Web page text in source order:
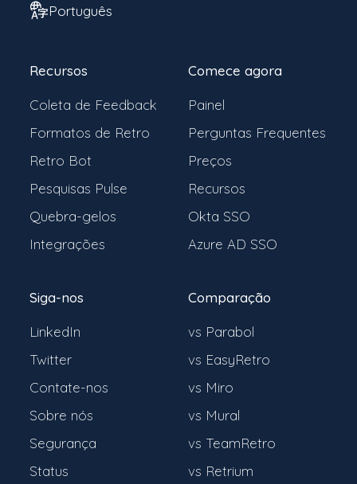
Português
Recursos
Coleta de Feedback
Formatos de Retro
Retro Bot
Pesquisas Pulse
Quebra-gelos
Integrações
Comece agora
Painel
Perguntas Frequentes
Preços
Recursos
Okta SSO
Azure AD SSO
Siga-nos
LinkedIn
Twitter
Contate-nos
Sobre nós
Segurança
Status
Comparação
vs Parabol
vs EasyRetro
vs Miro
vs Mural
vs TeamRetro
vs Retrium